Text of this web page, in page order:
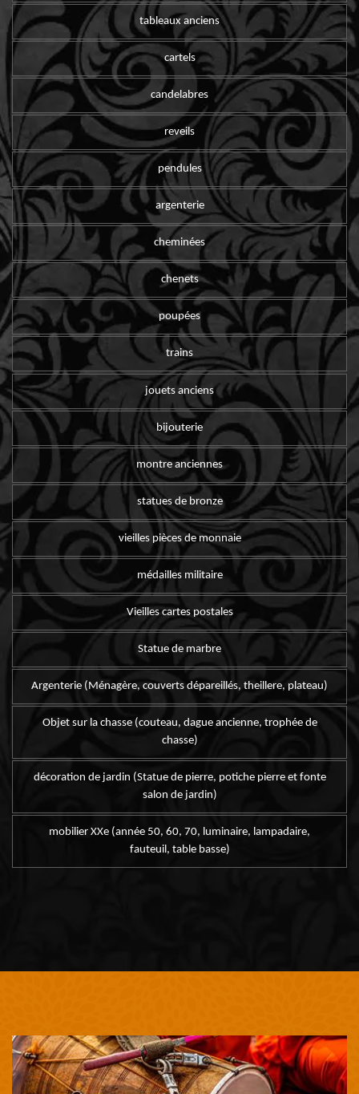
tableaux anciens
cartels
candelabres
reveils
pendules
argenterie
cheminées
chenets
poupées
trains
jouets anciens
bijouterie
montre anciennes
statues de bronze
vieilles pièces de monnaie
médailles militaire
Vieilles cartes postales
Statue de marbre
Argenterie (Ménagère, couverts dépareillés, theillere, plateau)
Objet sur la chasse (couteau, dague ancienne, trophée de
chasse)
décoration de jardin (Statue de pierre, potiche pierre et fonte
salon de jardin)
mobilier XXe (année 50, 60, 70, luminaire, lampadaire,
fauteuil, table basse)